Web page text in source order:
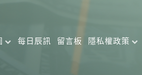
每日辰訊 留言板 隱私權政策